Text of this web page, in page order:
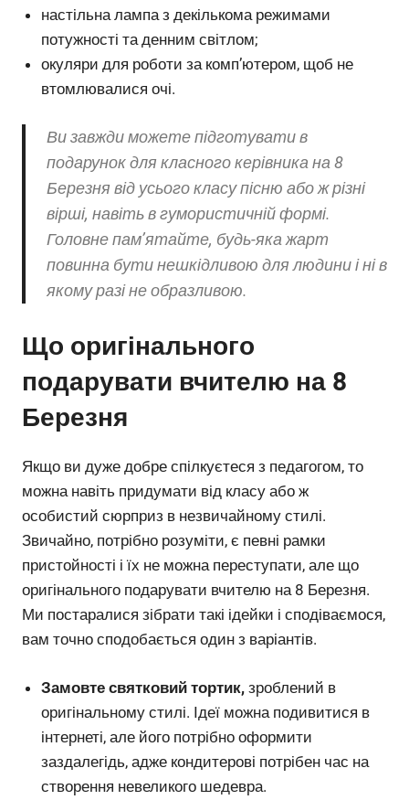
настільна лампа з декількома режимами
потужності та денним світлом;
окуляри для роботи за комп’ютером, щоб не
втомлювалися очі.
Ви завжди можете підготувати в
подарунок для класного керівника на 8
Березня від усього класу пісню або ж різні
вірші, навіть в гумористичній формі.
Головне пам’ятайте, будь-яка жарт
повинна бути нешкідливою для людини і ні в
якому разі не образливою.
Що оригінального
подарувати вчителю на 8
Березня
Якщо ви дуже добре спілкуєтеся з педагогом, то
можна навіть придумати від класу або ж
особистий сюрприз в незвичайному стилі.
Звичайно, потрібно розуміти, є певні рамки
пристойності і їх не можна переступати, але що
оригінального подарувати вчителю на 8 Березня.
Ми постаралися зібрати такі ідейки і сподіваємося,
вам точно сподобається один з варіантів.
Замовте святковий тортик, зроблений в
оригінальному стилі. Ідеї ​​можна подивитися в
інтернеті, але його потрібно оформити
заздалегідь, адже кондитерові потрібен час на
створення невеликого шедевра.